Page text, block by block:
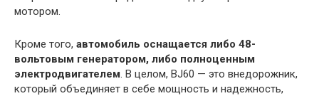
мотором.
Кроме того, автомобиль оснащается либо 48-
вольтовым генератором, либо полноценным
электродвигателем. В целом, BJ60 — это внедорожник,
который объединяет в себе мощность и надежность,